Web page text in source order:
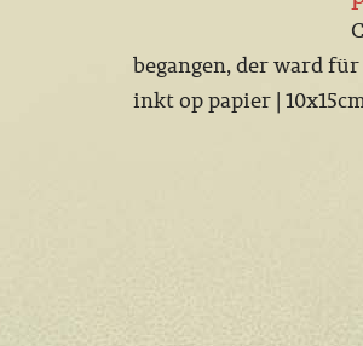
begangen, der ward
inkt op papier |